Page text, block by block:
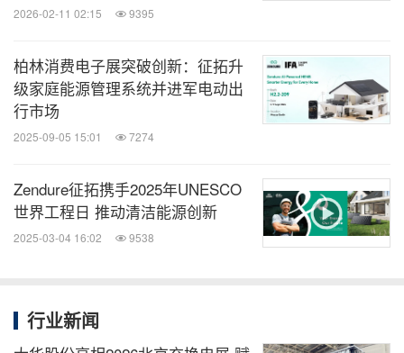
2026-02-11 02:15 9395
柏林消费电子展突破创新：征拓升
级家庭能源管理系统并进军电动出
行市场
2025-09-05 15:01 7274
Zendure征拓携手2025年UNESCO
世界工程日 推动清洁能源创新
2025-03-04 16:02 9538
行业新闻